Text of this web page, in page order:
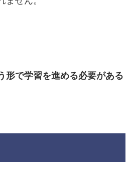
形で学習を進める必要がある